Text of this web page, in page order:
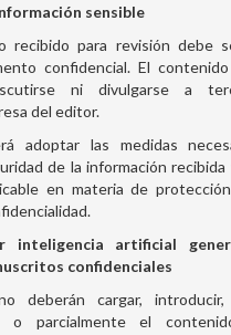
sensible
recibido para revisión debe
confidencial. El
ni divulgarse a
del editor.
adoptar las medidas
de la información
en materia de
inteligencia artificial
confidenciales
deberán cargar,
o parcialmente el